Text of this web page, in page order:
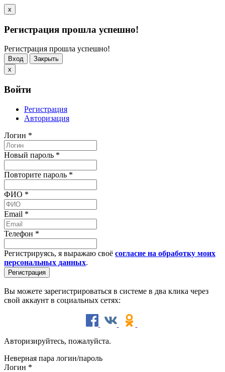
x
Регистрация прошла успешно!
Регистрация прошла успешно!
Вход
Закрыть
x
Войти
Регистрация
Авторизация
Логин *
Новый пароль *
Повторите пароль *
ФИО *
Email *
Телефон *
Регистрируясь, я выражаю своё согласие на обработку моих
персональных данных.
Вы можете зарегистрироваться в системе в два клика через
свой аккаунт в социальных сетях:
Авторизируйтесь, пожалуйста.
Неверная пара логин/пароль
Логин *